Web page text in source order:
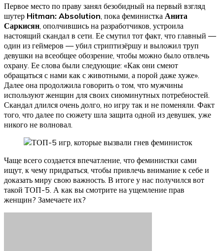
Первое место по праву занял безобидный на первый взгляд
шутер Hitman: Absolution , пока феминистка Анита
Саркисян , ополчившись на разработчиков, устроила
настоящий скандал в сети. Ее смутил тот факт, что главный —
один из геймеров — убил стриптизёршу и выложил труп
девушки на всеобщее обозрение, чтобы можно было отвлечь
охрану. Ее слова были следующие: «Как они смеют
обращаться с нами как с животными, а порой даже хуже».
Далее она продолжила говорить о том, что мужчины
используют женщин для своих сиюминутных потребностей.
Скандал длился очень долго, но игру так и не поменяли. Факт
того, что далее по сюжету шла защита одной из девушек, уже
никого не волновал.
Чаще всего создается впечатление, что феминистки сами
ищут, к чему придраться, чтобы привлечь внимание к себе и
доказать миру свою важность. В итоге у нас получился вот
такой ТОП-5. А как вы смотрите на ущемление прав
женщин? Замечаете их?